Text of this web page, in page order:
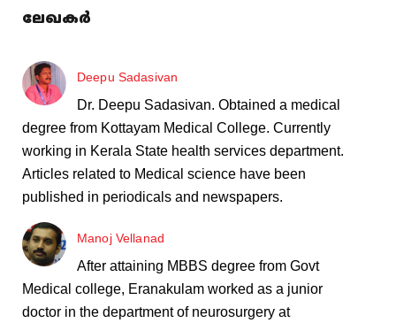
ലേഖകർ
Deepu Sadasivan
Dr. Deepu Sadasivan. Obtained a medical
degree from Kottayam Medical College. Currently
working in Kerala State health services department.
Articles related to Medical science have been
published in periodicals and newspapers.
Manoj Vellanad
After attaining MBBS degree from Govt
Medical college, Eranakulam worked as a junior
doctor in the department of neurosurgery at